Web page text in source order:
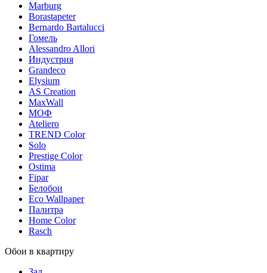
Marburg
Borastapeter
Bernardo Bartalucci
Гомель
Alessandro Allori
Индустрия
Grandeco
Elysium
AS Creation
MaxWall
МОФ
Ateliero
TREND Color
Solo
Prestige Color
Ostima
Fipar
Белобои
Eco Wallpaper
Палитра
Home Color
Rasch
Обои в квартиру